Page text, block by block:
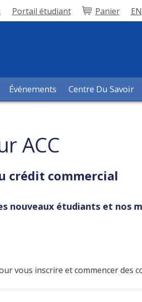
Portail étudiant Panier EN
Événements Centre Du Savoir
ACC
crédit commercial
nouveaux étudiants et nos
vous inscrire et commencer des